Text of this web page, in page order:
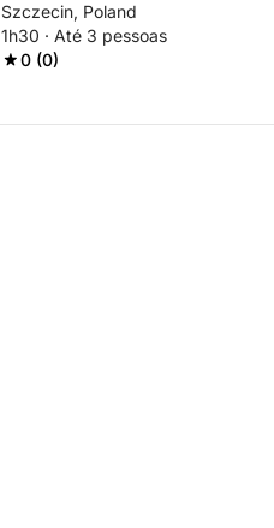
Experiência Cênica de 1,5 Hora
Szczecin, Poland
1h30 · Até 3 pessoas
0 (0)